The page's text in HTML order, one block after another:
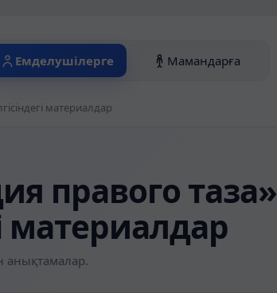
белгісіндегі материалдар
Емделушілерге Мамандарға
материалдар
правого таза»
материалдар
анықтамалар.